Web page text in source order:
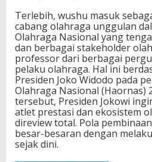
Terlebih, wushu masuk
cabang olahraga unggulan
Olahraga Nasional yang
dan berbagai stakeholder
professor dari berbagai
pelaku olahraga. Hal ini
Presiden Joko Widodo pada
Olahraga Nasional (Haornas)
tersebut, Presiden Jokowi
atlet prestasi dan ekosistem
direview total. Pola
besar-besaran dengan
sejak dini.